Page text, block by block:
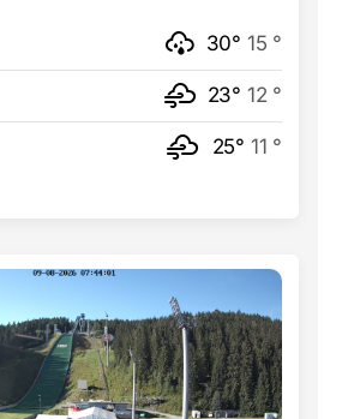
30° 15 °
23° 12 °
25° 11 °